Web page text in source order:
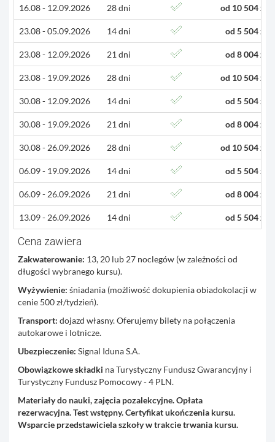
16.08 - 12.09.2026 28 dni od 10 504 zł
23.08 - 05.09.2026 14 dni od 5 504 zł
23.08 - 12.09.2026 21 dni od 8 004 zł
23.08 - 19.09.2026 28 dni od 10 504 zł
30.08 - 12.09.2026 14 dni od 5 504 zł
30.08 - 19.09.2026 21 dni od 8 004 zł
30.08 - 26.09.2026 28 dni od 10 504 zł
06.09 - 19.09.2026 14 dni od 5 504 zł
06.09 - 26.09.2026 21 dni od 8 004 zł
13.09 - 26.09.2026 14 dni od 5 504 zł
Cena zawiera
Zakwaterowanie: 13, 20 lub 27 noclegów (w zależności od
długości wybranego kursu).
Wyżywienie: śniadania (możliwość dokupienia obiadokolacji w
cenie 500 zł/tydzień).
Transport: dojazd własny. Oferujemy bilety na połączenia
autokarowe i lotnicze.
Ubezpieczenie: Signal Iduna S.A.
Obowiązkowe składki na Turystyczny Fundusz Gwarancyjny i
Turystyczny Fundusz Pomocowy - 4 PLN.
Materiały do nauki, zajęcia pozalekcyjne. Opłata
rezerwacyjna. Test wstępny. Certyfikat ukończenia kursu.
Wsparcie przedstawiciela szkoły w trakcie trwania kursu.